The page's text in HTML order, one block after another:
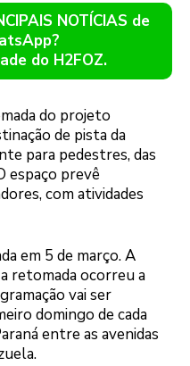
NOTÍCIAS de
do H2FOZ.
do projeto
de pista da
para pedestres, das
espaço prevê
com atividades
em 5 de março. A
retomada ocorreu a
vai ser
domingo de cada
entre as avenidas